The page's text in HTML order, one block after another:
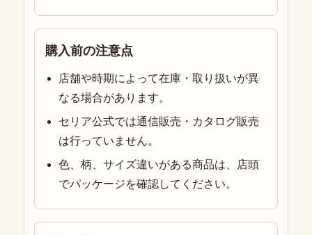
購入前の注意点
店舗や時期によって在庫・取り扱いが異
なる場合があります。
セリア公式では通信販売・カタログ販売
は行っていません。
色、柄、サイズ違いがある商品は、店頭
でパッケージを確認してください。